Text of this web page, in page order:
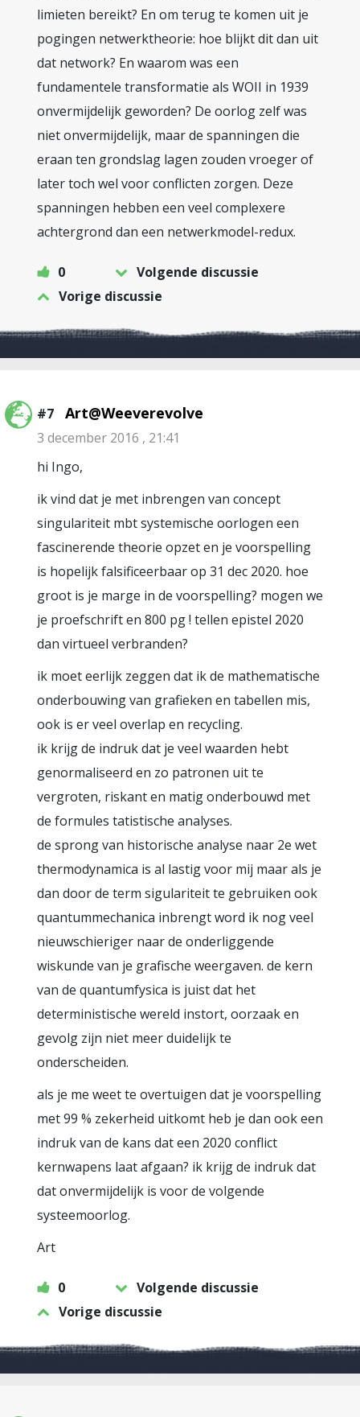
limieten bereikt? En om terug te komen uit je
pogingen netwerktheorie: hoe blijkt dit dan uit
dat network? En waarom was een
fundamentele transformatie als WOII in 1939
onvermijdelijk geworden? De oorlog zelf was
niet onvermijdelijk, maar de spanningen die
eraan ten grondslag lagen zouden vroeger of
later toch wel voor conflicten zorgen. Deze
spanningen hebben een veel complexere
achtergrond dan een netwerkmodel-redux.
0
Volgende discussie
Vorige discussie
#7 Art@Weeverevolve
3 december 2016 , 21:41
hi Ingo,
ik vind dat je met inbrengen van concept
singulariteit mbt systemische oorlogen een
fascinerende theorie opzet en je voorspelling
is hopelijk falsificeerbaar op 31 dec 2020. hoe
groot is je marge in de voorspelling? mogen we
je proefschrift en 800 pg ! tellen epistel 2020
dan virtueel verbranden?
ik moet eerlijk zeggen dat ik de mathematische
onderbouwing van grafieken en tabellen mis,
ook is er veel overlap en recycling.
ik krijg de indruk dat je veel waarden hebt
genormaliseerd en zo patronen uit te
vergroten, riskant en matig onderbouwd met
de formules tatistische analyses.
de sprong van historische analyse naar 2e wet
thermodynamica is al lastig voor mij maar als je
dan door de term sigulariteit te gebruiken ook
quantummechanica inbrengt word ik nog veel
nieuwschieriger naar de onderliggende
wiskunde van je grafische weergaven. de kern
van de quantumfysica is juist dat het
deterministische wereld instort, oorzaak en
gevolg zijn niet meer duidelijk te
onderscheiden.
als je me weet te overtuigen dat je voorspelling
met 99 % zekerheid uitkomt heb je dan ook een
indruk van de kans dat een 2020 conflict
kernwapens laat afgaan? ik krijg de indruk dat
dat onvermijdelijk is voor de volgende
systeemoorlog.
Art
0
Volgende discussie
Vorige discussie